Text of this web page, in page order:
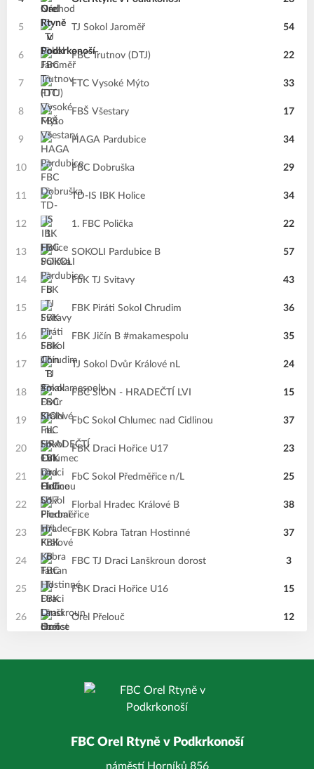
5 TJ Sokol Jaroměř 54
6 FBC Trutnov (DTJ) 22
7 FTC Vysoké Mýto 33
8 FBŠ Všestary 17
9 HAGA Pardubice 34
10 FBC Dobruška 29
11 TD-IS IBK Holice 34
12 1. FBC Polička 22
13 SOKOLI Pardubice B 57
14 FbK TJ Svitavy 43
15 FBK Piráti Sokol Chrudim 36
16 FBK Jičín B #makamespolu 35
17 TJ Sokol Dvůr Králové nL 24
18 FBC SION - HRADEČTÍ LVI 15
19 FbC Sokol Chlumec nad Cidlinou 37
20 FBK Draci Hořice U17 23
21 FbC Sokol Předměřice n/L 25
22 Florbal Hradec Králové B 38
23 FBK Kobra Tatran Hostinné 37
24 FBC TJ Draci Lanškroun dorost 3
25 FBK Draci Hořice U16 15
26 Orel Přelouč 12
FBC Orel Rtyně v Podkrkonoší
náměstí Horníků 856